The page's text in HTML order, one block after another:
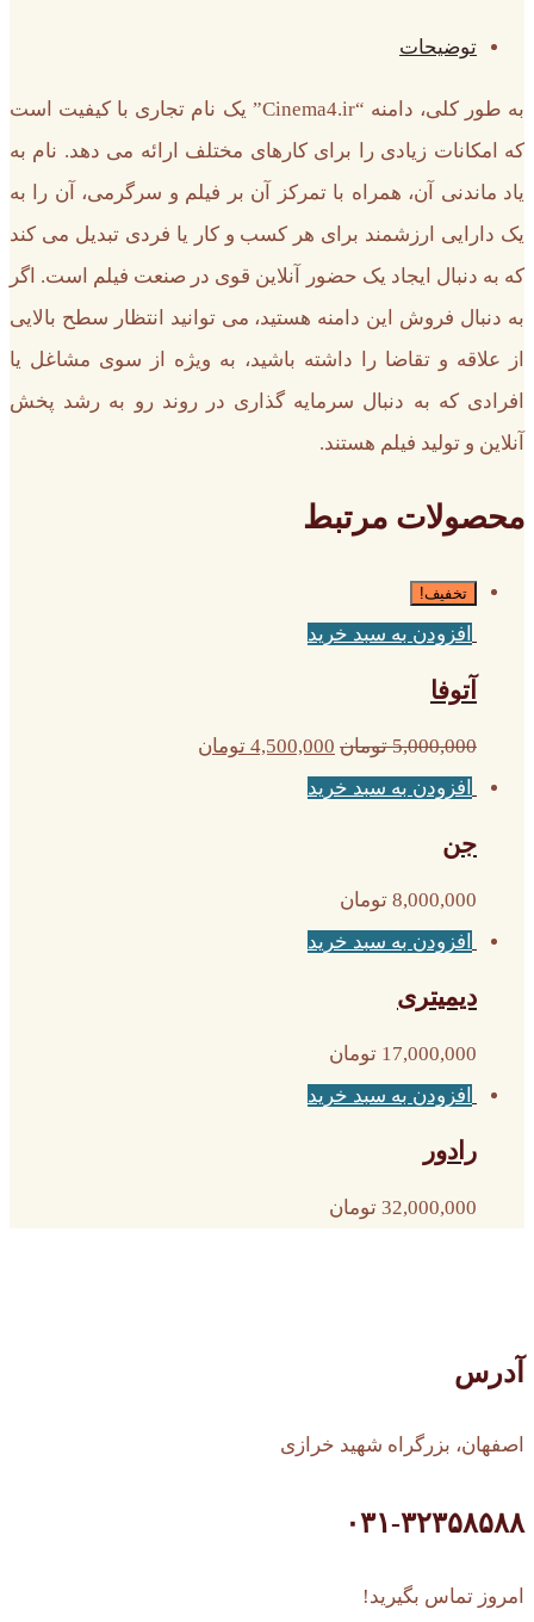
توضیحات
به طور کلی، دامنه “Cinema4.ir” یک نام تجاری با کیفیت است
که امکانات زیادی را برای کارهای مختلف ارائه می دهد. نام به
یاد ماندنی آن، همراه با تمرکز آن بر فیلم و سرگرمی، آن را به
یک دارایی ارزشمند برای هر کسب و کار یا فردی تبدیل می کند
که به دنبال ایجاد یک حضور آنلاین قوی در صنعت فیلم است. اگر
به دنبال فروش این دامنه هستید، می توانید انتظار سطح بالایی
از علاقه و تقاضا را داشته باشید، به ویژه از سوی مشاغل یا
افرادی که به دنبال سرمایه گذاری در روند رو به رشد پخش
آنلاین و تولید فیلم هستند.
محصولات مرتبط
تخفیف!
افزودن به سبد خرید
آتوفا
5,000,000 تومان 4,500,000 تومان
افزودن به سبد خرید
جن
8,000,000 تومان
افزودن به سبد خرید
دیمیتری
17,000,000 تومان
افزودن به سبد خرید
رادور
32,000,000 تومان
آدرس
اصفهان، بزرگراه شهید خرازی
۰۳۱-۳۲۳۵۸۵۸۸
امروز تماس بگیرید!